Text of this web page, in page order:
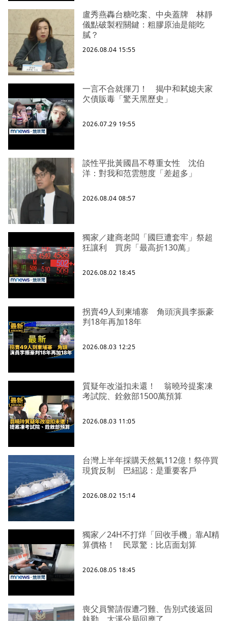
盧秀燕轟台糖吃案、中央蓋牌 林靜
儀點破製程關鍵：粗膠原油是能吃
膩？
2026.08.04 15:55
一言不合就揮刀！ 揭中和弒媳夫家
欠債販毒「驚天黑歷史」
2026.07.29 19:55
談性平批黃國昌不尊重女性 沈伯
洋：對我和范雲態度「差超多」
2026.08.04 08:57
獨家／建商老闆「國巨遭套牢」祭超
狂讓利 買房「最高折130萬」
2026.08.02 18:45
拐賣49人到柬埔寨 角頭演員李振豪
判18年再加18年
2026.08.03 12:25
質疑年改溢扣未還！ 翁曉玲提案凍
考試院、銓敘部1500萬預算
2026.08.03 11:05
台灣上半年採購天然氣112億！祭停買
現貨反制 巴紐認：是重要客戶
2026.08.02 15:14
獨家／24H不打烊「回收手機」靠AI精
算價格！ 民眾驚：比店面划算
2026.08.05 18:45
喪父員警請假遭刁難、告別式後返回